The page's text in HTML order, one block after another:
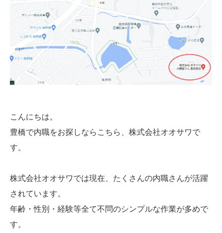
こんにちは。
豊橋で内職をお探しならこちら、株式会社オオサワで
す。
株式会社オオサワでは現在、たくさんの内職さんが活躍
されています。
年齢・性別・経験等全て不問のシンプルな作業が多めで
す。